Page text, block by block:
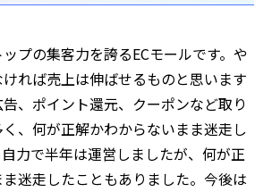
プの集客力を誇るECモールです。や
れば売上は伸ばせるものと思います
、ポイント還元、クーポンなど取り
、何が正解かわからないまま迷走し
力で半年は運営しましたが、何が正
迷走したこともありました。今後は